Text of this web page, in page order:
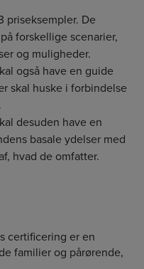
priseksempler. De
forskellige scenarier,
og muligheder.
også have en guide
skal huske i forbindelse
desuden have en
basale ydelser med
hvad de omfatter.
certificering er en
familier og pårørende,